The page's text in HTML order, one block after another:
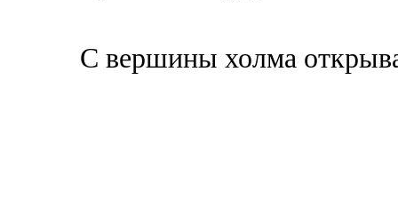
С вершины холма